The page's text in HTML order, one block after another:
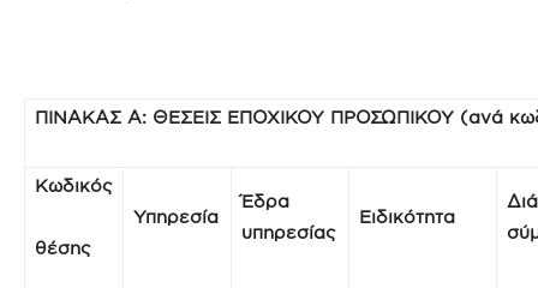
ΠΙΝΑΚΑΣ Α: ΘΕΣΕΙΣ ΕΠΟΧΙΚΟΥ ΠΡΟΣΩΠΙΚΟΥ (ανά
Κωδικός
θέσης
Υπηρεσία
Έδρα
υπηρεσίας
Ειδικότητα